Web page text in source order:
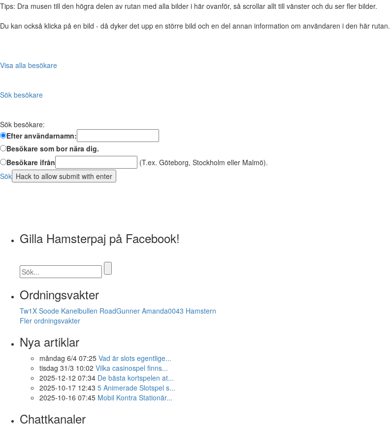
Tips: Dra musen till den högra delen av rutan med alla bilder i här ovanför, så scrollar allt till vänster och du ser fler bilder.
Du kan också klicka på en bild - då dyker det upp en större bild och en del annan information om användaren i den här rutan.
Visa alla besökare
Sök besökare
Sök besökare:
Efter användarnamn:
Besökare som bor nära dig.
Besökare ifrån
(T.ex. Göteborg, Stockholm eller Malmö).
Sök
Gilla Hamsterpaj på Facebook!
Ordningsvakter
Tw1X Soode Kanelbullen RoadGunner Amanda0043 Hamstern
Fler ordningsvakter
Nya artiklar
måndag 6/4 07:25 Vad är slots egentlige...
tisdag 31/3 10:02 Vilka casinospel finns...
2025-12-12 07:34 De bästa kortspelen at...
2025-10-17 12:43 5 Animerade Slotspel s...
2025-10-16 07:45 Mobil Kontra Stationär...
Chattkanaler